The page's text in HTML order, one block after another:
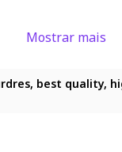
Mostrar mais
masterpiece,
best quality,